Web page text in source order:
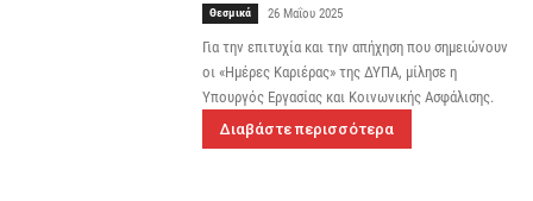
Θεσμικά 26 Μαΐου 2025
Για την επιτυχία και την απήχηση που σημειώνουν
οι «Ημέρες Καριέρας» της ΔΥΠΑ, μίλησε η
Υπουργός Εργασίας και Κοινωνικής Ασφάλισης.
Διαβάστε περισσότερα